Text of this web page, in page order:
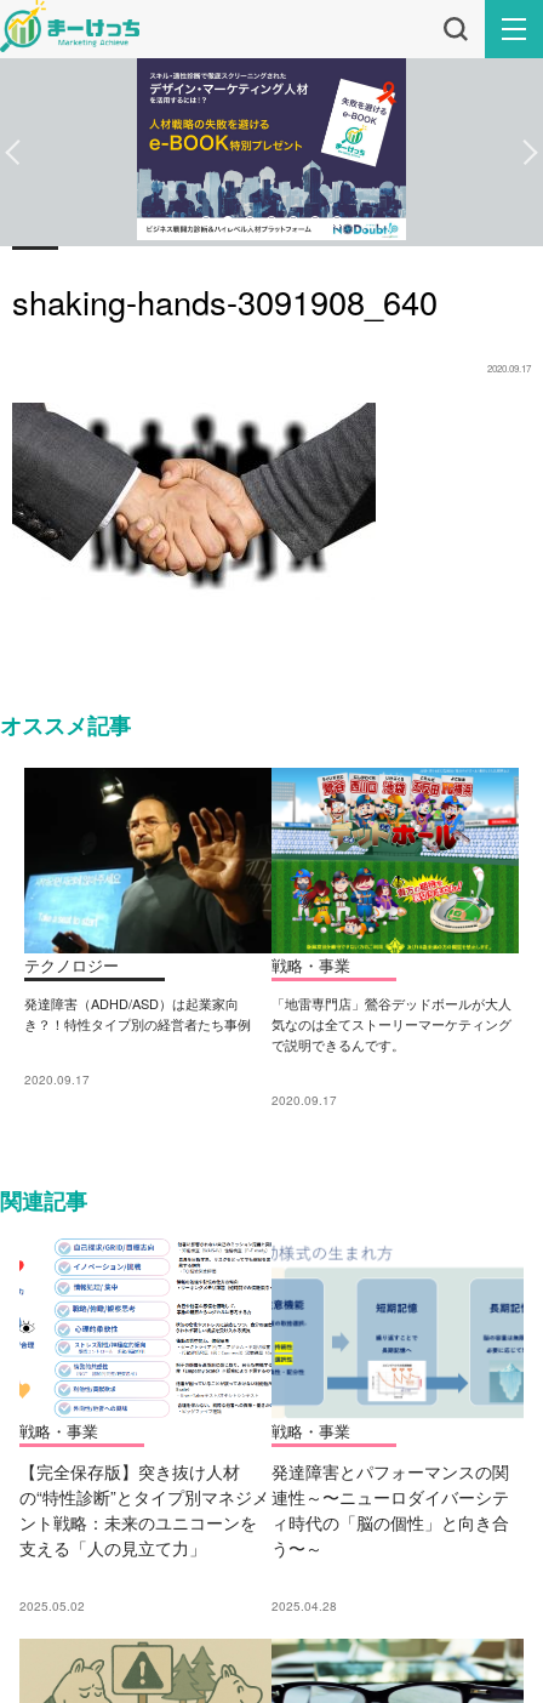
shaking-hands-3091908_640
2020.09.17
オススメ記事
テクノロジー
発達障害（ADHD/ASD）は起業家向
き？！特性タイプ別の経営者たち事例
2020.09.17
戦略・事業
「地雷専門店」鶯谷デッドボールが大人
気なのは全てストーリーマーケティング
で説明できるんです。
2020.09.17
関連記事
戦略・事業
【完全保存版】突き抜け人材
の“特性診断”とタイプ別マネジメ
ント戦略：未来のユニコーンを
支える「人の見立て力」
2025.05.02
戦略・事業
発達障害とパフォーマンスの関
連性～〜ニューロダイバーシテ
ィ時代の「脳の個性」と向き合
う〜～
2025.04.28